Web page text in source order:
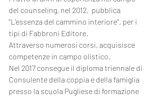
del counseling, nel 2012,  pubblica
"L'essenza del cammino interiore", per i
tipi di Fabbroni Editore.
Attraverso numerosi corsi, acquisisce
competenze in campo olistico.
Nel 2017 consegue il diploma triennale di
Consulente della coppia e della famiglia
presso la scuola Pugliese di formazione